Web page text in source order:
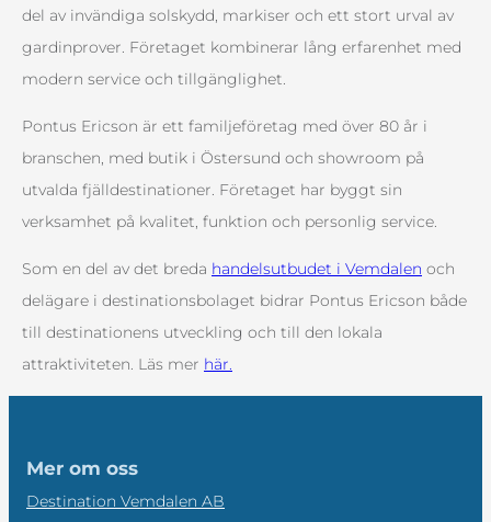
del av invändiga solskydd, markiser och ett stort urval av
gardinprover. Företaget kombinerar lång erfarenhet med
modern service och tillgänglighet.
Pontus Ericson är ett familjeföretag med över 80 år i
branschen, med butik i Östersund och showroom på
utvalda fjälldestinationer. Företaget har byggt sin
verksamhet på kvalitet, funktion och personlig service.
Som en del av det breda handelsutbudet i Vemdalen och
delägare i destinationsbolaget bidrar Pontus Ericson både
till destinationens utveckling och till den lokala
attraktiviteten. Läs mer här.
Mer om oss
Destination Vemdalen AB